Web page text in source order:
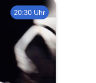
20:30 Uhr